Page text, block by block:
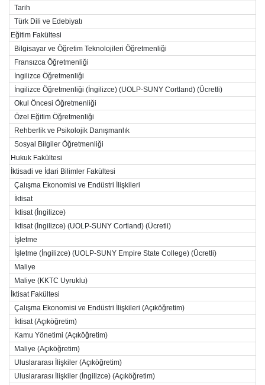
Tarih
Türk Dili ve Edebiyatı
Eğitim Fakültesi
Bilgisayar ve Öğretim Teknolojileri Öğretmenliği
Fransızca Öğretmenliği
İngilizce Öğretmenliği
İngilizce Öğretmenliği (İngilizce) (UOLP-SUNY Cortland) (Ücretli)
Okul Öncesi Öğretmenliği
Özel Eğitim Öğretmenliği
Rehberlik ve Psikolojik Danışmanlık
Sosyal Bilgiler Öğretmenliği
Hukuk Fakültesi
İktisadi ve İdari Bilimler Fakültesi
Çalışma Ekonomisi ve Endüstri İlişkileri
İktisat
İktisat (İngilizce)
İktisat (İngilizce) (UOLP-SUNY Cortland) (Ücretli)
İşletme
İşletme (İngilizce) (UOLP-SUNY Empire State College) (Ücretli)
Maliye
Maliye (KKTC Uyruklu)
İktisat Fakültesi
Çalışma Ekonomisi ve Endüstri İlişkileri (Açıköğretim)
İktisat (Açıköğretim)
Kamu Yönetimi (Açıköğretim)
Maliye (Açıköğretim)
Uluslararası İlişkiler (Açıköğretim)
Uluslararası İlişkiler (İngilizce) (Açıköğretim)